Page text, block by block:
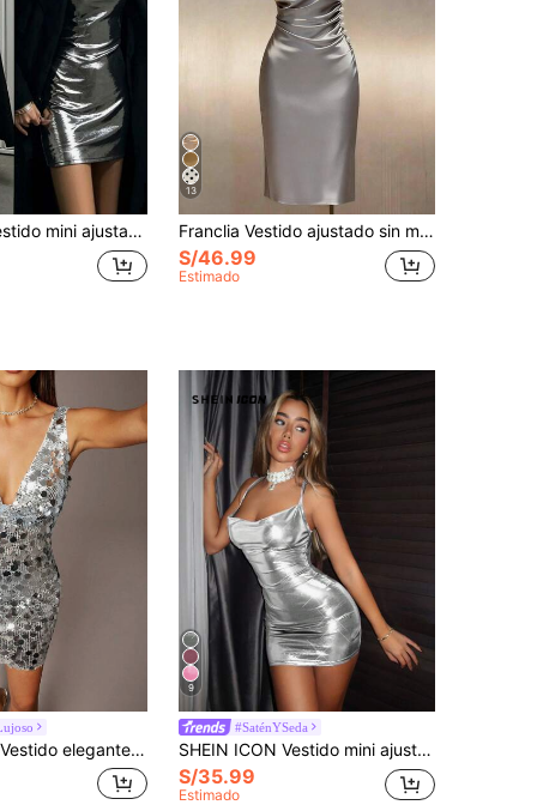
de purpurina en todo el Body, corte ajustado que resalta las curvas del Body, vestido para fiesta de cumpleaños, cita del Día de San Valentín, vestido sexy para fiesta, discoteca, festival de música, Halloween, vestido corto de purpurina para otoño/invierno, estilo de chica sexy
13
Franclia Vestido ajustado sin mangas con cuello de cowl en satén color champán
S/46.99
Estimado
sexy y glamoroso, con lentejuelas y espalda descubierta para mujer
9
#SaténYSeda
SHEIN ICON Vestido mini ajustado con cuello de capucha plateado y diseño de paquete de cadera para mujer
S/35.99
Estimado